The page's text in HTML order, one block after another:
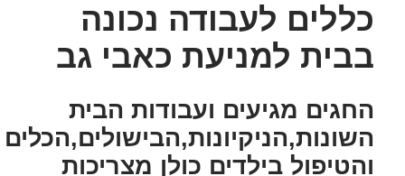
כללים לעבודה נכונה
בבית למניעת כאבי גב
החגים מגיעים ועבודות הבית
השונות,הניקיונות,הבישולים,הכלים
והטיפול בילדים כולן מצריכות